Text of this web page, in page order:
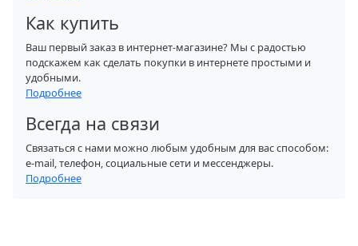
Как купить
Ваш первый заказ в интернет-магазине? Мы с радостью
подскажем как сделать покупки в интернете простыми и
удобными.
Подробнее
Всегда на связи
Связаться с нами можно любым удобным для вас способом:
e-mail, телефон, социальные сети и мессенджеры.
Подробнее